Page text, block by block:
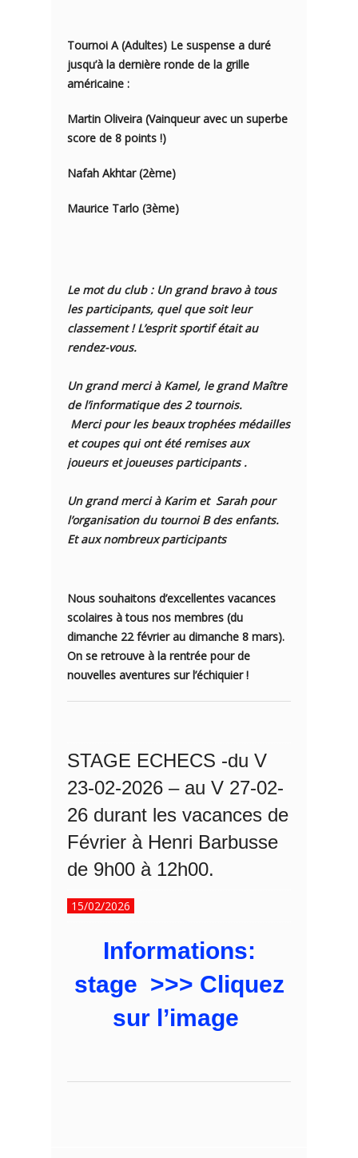
Tournoi A (Adultes) Le suspense a duré
jusqu’à la dernière ronde de la grille
américaine :
Martin Oliveira (Vainqueur avec un superbe
score de 8 points !)
Nafah Akhtar (2ème)
Maurice Tarlo (3ème)
Le mot du club :Un grand bravo à tous
les participants, quel que soit leur
classement ! L’esprit sportif était au
rendez-vous.
Un grand merci à Kamel, le grand Maître
de l’informatique des 2 tournois.
Merci pour les beaux trophées médailles
et coupes qui ont été remises aux
joueurs et joueuses participants .
Un grand merci à Karim et Sarah pour
l’organisation du tournoi B des enfants.
Et aux nombreux participants
Nous souhaitons d’excellentes vacances
scolaires à tous nos membres (du
dimanche 22 février au dimanche 8 mars).
On se retrouve à la rentrée pour de
nouvelles aventures sur l’échiquier !
STAGE ECHECS -du V
23-02-2026 – au V 27-02-
26 durant les vacances de
Février à Henri Barbusse
de 9h00 à 12h00.
15/02/2026
Informations:
stage >>> Cliquez
sur l’image